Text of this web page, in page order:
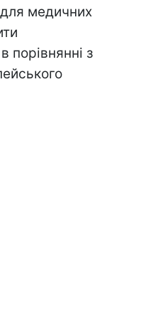
для медичних
порівнянні з